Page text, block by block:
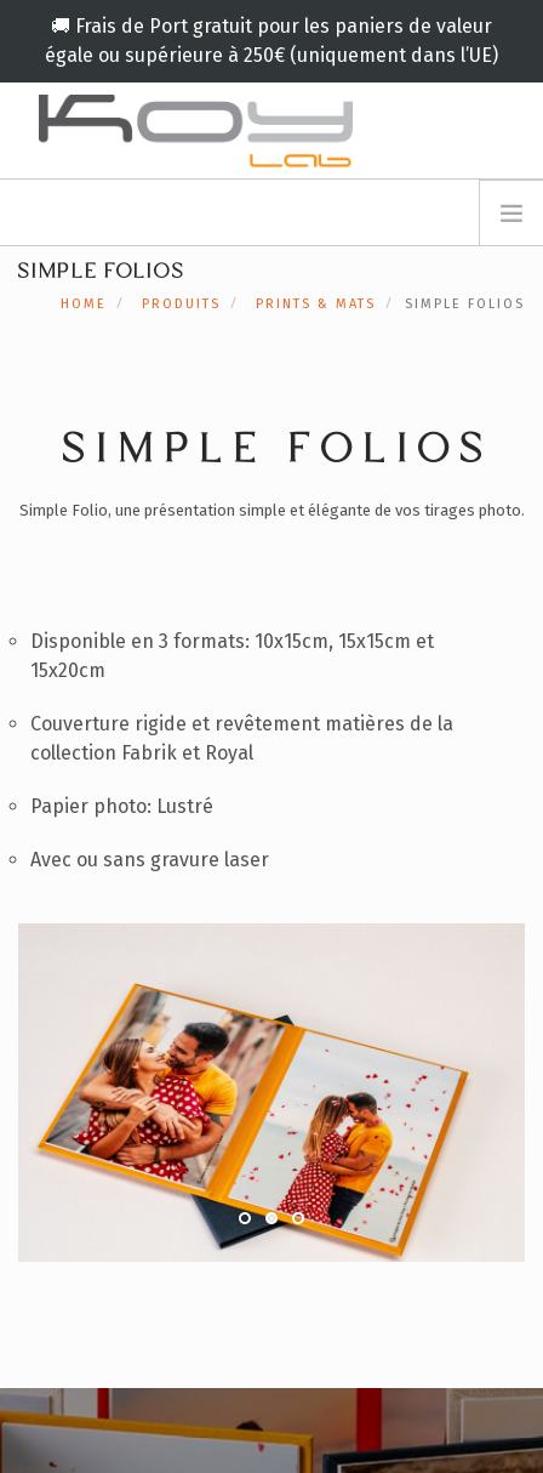
🚚 Frais de Port gratuit pour les paniers de valeur
égale ou supérieure à 250€ (uniquement dans l’UE)
INSCRIVEZ VOUS
CAMPAGNES
BLOG
FR
SIMPLE FOLIOS
HOME PRODUITS PRINTS & MATS SIMPLE FOLIOS
SIMPLE FOLIOS
Simple Folio, une présentation simple et élégante de vos tirages photo.
Disponible en 3 formats: 10x15cm, 15x15cm et
15x20cm
Couverture rigide et revêtement matières de la
collection Fabrik et Royal
Papier photo: Lustré
Avec ou sans gravure laser